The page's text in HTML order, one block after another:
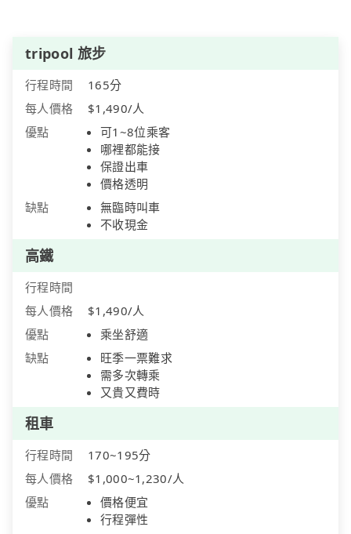
tripool 旅步
行程時間
165分
每人價格
$1,490/人
優點
可1~8位乘客
哪裡都能接
保證出車
價格透明
缺點
無臨時叫車
不收現金
高鐵
行程時間
每人價格
$1,490/人
優點
乘坐舒適
缺點
旺季一票難求
需多次轉乘
又貴又費時
租車
行程時間
170~195分
每人價格
$1,000~1,230/人
優點
價格便宜
行程彈性